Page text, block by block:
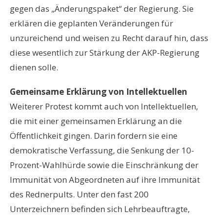
gegen das „Änderungspaket“ der Regierung. Sie
erklären die geplanten Veränderungen für
unzureichend und weisen zu Recht darauf hin, dass
diese wesentlich zur Stärkung der AKP-Regierung
dienen solle.
Gemeinsame Erklärung von Intellektuellen
Weiterer Protest kommt auch von Intellektuellen,
die mit einer gemeinsamen Erklärung an die
Öffentlichkeit gingen. Darin fordern sie eine
demokratische Verfassung, die Senkung der 10-
Prozent-Wahlhürde sowie die Einschränkung der
Immunität von Abgeordneten auf ihre Immunität
des Rednerpults. Unter den fast 200
Unterzeichnern befinden sich Lehrbeauftragte,